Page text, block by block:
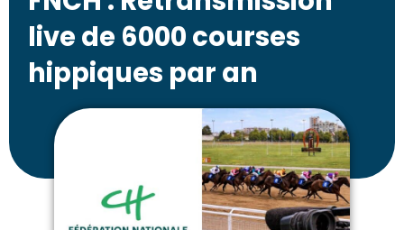
live de 6000 courses
hippiques par an